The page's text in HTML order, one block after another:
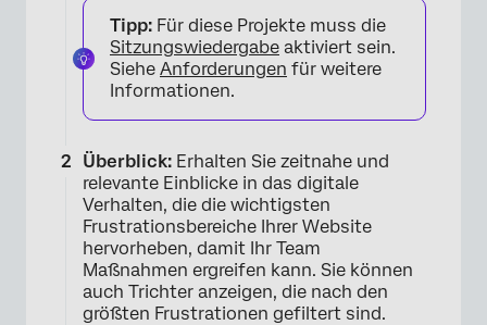
×
Tipp: Für diese Projekte muss die
Sitzungswiedergabe aktiviert sein.
Siehe Anforderungen für weitere
Informationen.
Überblick: Erhalten Sie zeitnahe und
relevante Einblicke in das digitale
Verhalten, die die wichtigsten
Frustrationsbereiche Ihrer Website
hervorheben, damit Ihr Team
Maßnahmen ergreifen kann. Sie können
auch Trichter anzeigen, die nach den
größten Frustrationen gefiltert sind.